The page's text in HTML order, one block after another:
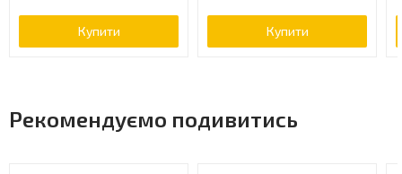
Купити Купити
Рекомендуємо подивитись